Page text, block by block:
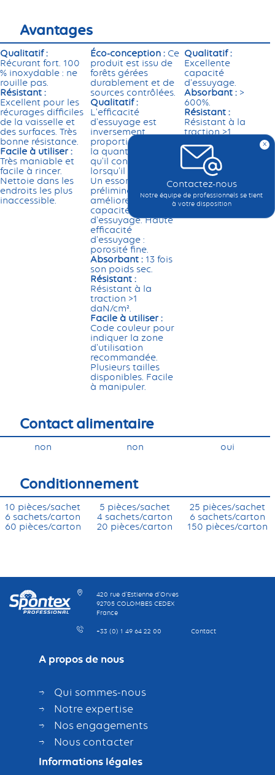
Avantages
Qualitatif :
Récurant fort. 100
% inoxydable : ne
rouille pas.
Résistant :
Excellent pour les
récurages difficiles
de la vaisselle et
des surfaces. Très
bonne résistance.
Facile à utiliser :
Très maniable et
facile à rincer.
Nettoie dans les
endroits les plus
inaccessible.
Éco-conception : Ce
produit est issu de
forêts gérées
durablement et de
sources contrôlées.
Qualitatif :
L'efficacité
d'essuyage est
inversement
proportionnelle à
la quantité d'eau
qu'il contient
lorsqu'il est utilisé.
Un essorage
préliminaire
améliore les
capacités
d'essuyage. Haute
efficacité
d'essuyage :
porosité fine.
Absorbant : 13 fois
son poids sec.
Résistant :
Résistant à la
traction >1
daN/cm².
Facile à utiliser :
Code couleur pour
indiquer la zone
d'utilisation
recommandée.
Plusieurs tailles
disponibles. Facile
à manipuler.
Qualitatif :
Excellente
capacité
d'essuyage.
Absorbant : >
600%.
Résistant :
Résistant à la
traction >1
Facile à utiliser :
Code couleur par
lieu d’utilisation.
Contact alimentaire
non non oui
Conditionnement
10 pièces/sachet
6 sachets/carton
60 pièces/carton
5 pièces/sachet
4 sachets/carton
20 pièces/carton
25 pièces/sachet
6 sachets/carton
150 pièces/carton
x
Contactez-nous
Notre équipe de professionnels se tient
à votre disposition
420 rue d’Estienne d’Orves
92705 COLOMBES CEDEX
France
+33 (0) 1 49 64 22 00 Contact
A propos de nous
Qui sommes-nous
Notre expertise
Nos engagements
Nous contacter
Informations légales